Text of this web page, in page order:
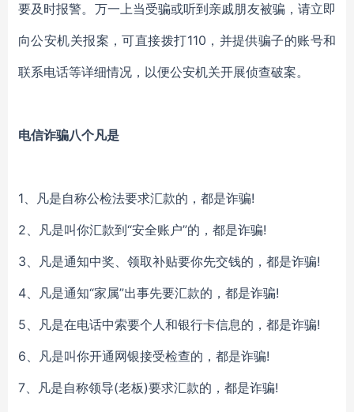
要及时报警。 万一上当受骗或听到亲戚朋友被骗 ， 请立即
向公安机关报案 ，可直接拨打110， 并提供骗子的账号和
联系电话等详细情况 ， 以便公安机关开展侦查破案。
电信诈骗八个凡是
1、凡是自称公检法要求汇款的，都是诈骗!
2、凡是叫你汇款到“安全账户”的，都是诈骗!
3、凡是通知中奖、领取补贴要你先交钱的，都是诈骗!
4、凡是通知“家属”出事先要汇款的，都是诈骗!
5、凡是在电话中索要个人和银行卡信息的，都是诈骗!
6、凡是叫你开通网银接受检查的，都是诈骗!
7、凡是自称领导(老板)要求汇款的，都是诈骗!